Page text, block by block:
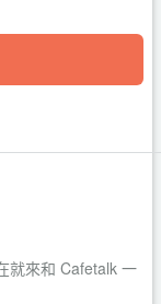
就來和 Cafetalk 一